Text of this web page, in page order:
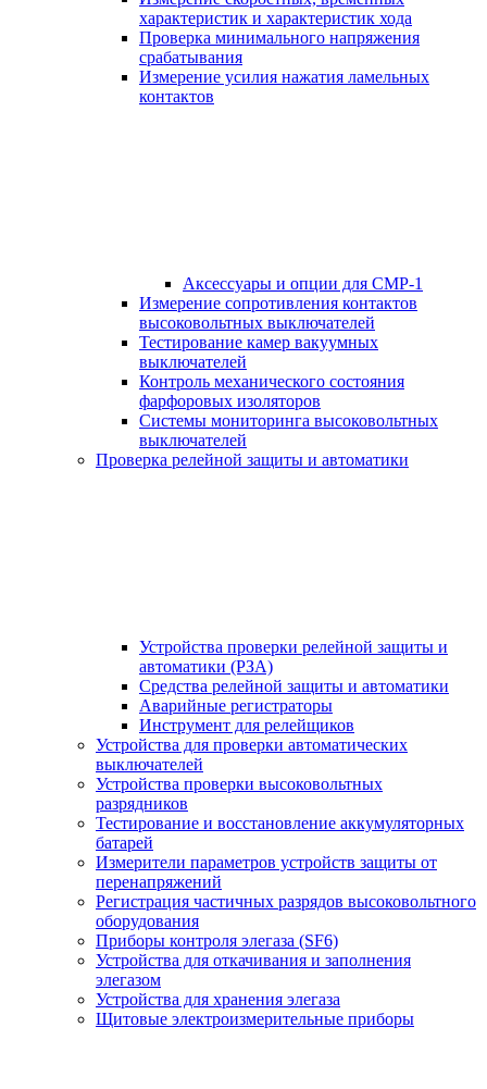
характеристик и характеристик хода
Проверка минимального напряжения
срабатывания
Измерение усилия нажатия ламельных
контактов
Аксессуары и опции для СМР-1
Измерение сопротивления контактов
высоковольтных выключателей
Тестирование камер вакуумных
выключателей
Контроль механического состояния
фарфоровых изоляторов
Системы мониторинга высоковольтных
выключателей
Проверка релейной защиты и автоматики
Устройства проверки релейной защиты и
автоматики (РЗА)
Средства релейной защиты и автоматики
Аварийные регистраторы
Инструмент для релейщиков
Устройства для проверки автоматических
выключателей
Устройства проверки высоковольтных
разрядников
Тестирование и восстановление аккумуляторных
батарей
Измерители параметров устройств защиты от
перенапряжений
Регистрация частичных разрядов высоковольтного
оборудования
Приборы контроля элегаза (SF6)
Устройства для откачивания и заполнения
элегазом
Устройства для хранения элегаза
Щитовые электроизмерительные приборы